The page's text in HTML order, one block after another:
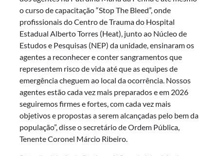
o curso de capacitação “Stop The Bleed”, onde
profissionais do Centro de Trauma do Hospital
Estadual Alberto Torres (Heat), junto ao Núcleo de
Estudos e Pesquisas (NEP) da unidade, ensinaram os
agentes a reconhecer e conter sangramentos que
representem risco de vida até que as equipes de
emergência cheguem ao local da ocorrência. Nossos
agentes estão cada vez mais preparados e em 2026
seguiremos firmes e fortes, com cada vez mais
objetivos e propostas a serem alcançadas pelo bem da
população”, disse o secretário de Ordem Pública,
Tenente Coronel Márcio Ribeiro.